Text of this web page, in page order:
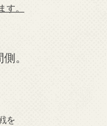
。
。
を